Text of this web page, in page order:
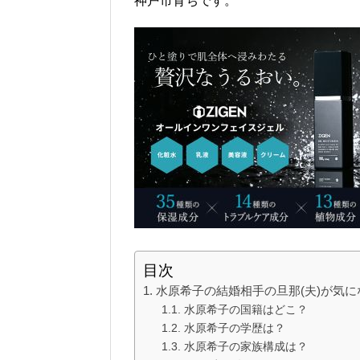
目次
水原希子の結婚相手の旦那(夫)が気に
水原希子の国籍はどこ？
水原希子の学歴は？
水原希子の家族構成は？